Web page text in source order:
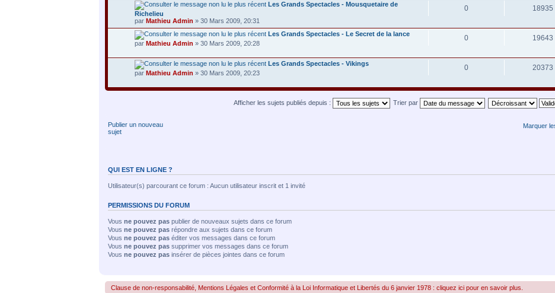
Les Grands Spectacles - Mousquetaire de
Richelieu
par Mathieu Admin » 30 Mars 2009, 20:31
0 18935
Les Grands Spectacles - Le Secret de la lance
par Mathieu Admin » 30 Mars 2009, 20:28
0 19643
Les Grands Spectacles - Vikings
par Mathieu Admin » 30 Mars 2009, 20:23
0 20373
Afficher les sujets publiés depuis : Trier par
Publier un nouveau
sujet
Marquer
QUI EST EN LIGNE ?
Utilisateur(s) parcourant ce forum : Aucun utilisateur inscrit et 1 invité
PERMISSIONS DU FORUM
Vous ne pouvez pas publier de nouveaux sujets dans ce forum
Vous ne pouvez pas répondre aux sujets dans ce forum
Vous ne pouvez pas éditer vos messages dans ce forum
Vous ne pouvez pas supprimer vos messages dans ce forum
Vous ne pouvez pas insérer de pièces jointes dans ce forum
Clause de non-responsabilité, Mentions Légales et Conformité à la Loi Informatique et Libertés du 6 janvier 1978 : cliquez ici pour en savoir plus.